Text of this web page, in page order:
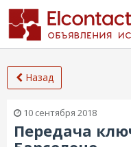
Назад
10 сентября 2018
Передача